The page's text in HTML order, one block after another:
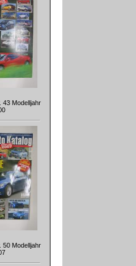
43 Modelljahr
50 Modelljahr